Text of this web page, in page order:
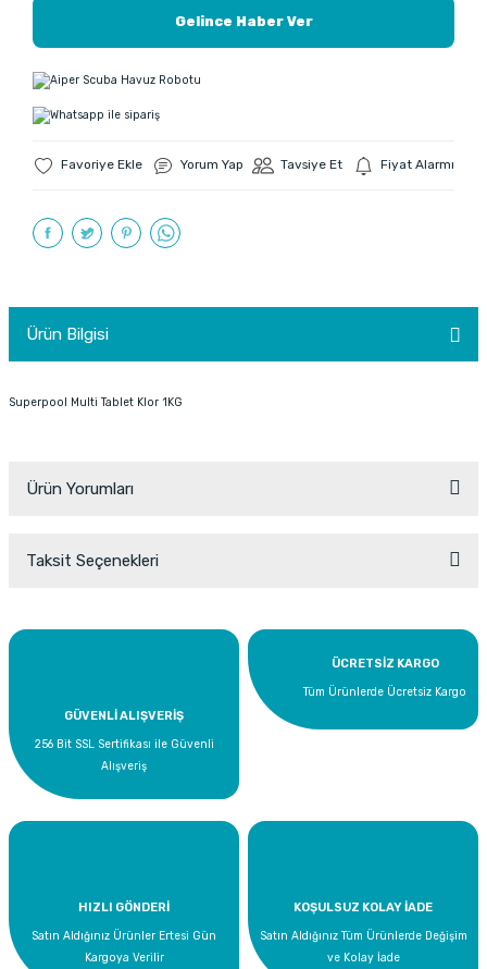
Gelince Haber Ver
Yorum Yap Tavsiye Et Fiyat Alarmı
Ürün Bilgisi
Superpool Multi Tablet Klor 1KG
Ürün Yorumları
Yorum Yaz
Taksit Seçenekleri
GÜVENLİ ALIŞVERİŞ
256 Bit SSL Sertifikası ile Güvenli
Alışveriş
ÜCRETSİZ KARGO
Tüm Ürünlerde Ücretsiz Kargo
HIZLI GÖNDERİ
Satın Aldığınız Ürünler Ertesi Gün
Kargoya Verilir
KOŞULSUZ KOLAY İADE
Satın Aldığınız Tüm Ürünlerde Değişim
ve Kolay İade